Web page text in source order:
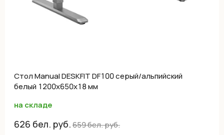
Cтол Manual DESKFIT DF100 серый/альпийский
белый 1200х650х18 мм
на складе
626 бел. руб.659бел. руб.